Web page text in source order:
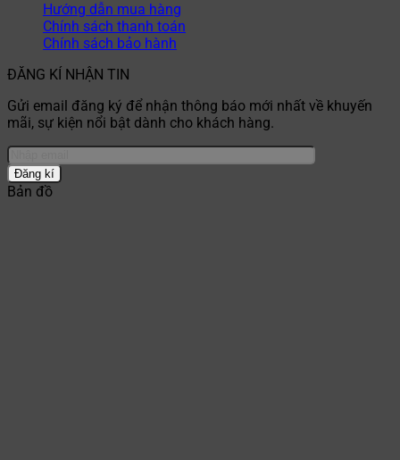
Hướng dẫn mua hàng
Chính sách thanh toán
Chính sách bảo hành
ĐĂNG KÍ NHẬN TIN
Gửi email đăng ký để nhận thông báo mới nhất về khuyến
mãi, sự kiện nổi bật dành cho khách hàng.
Bản đồ